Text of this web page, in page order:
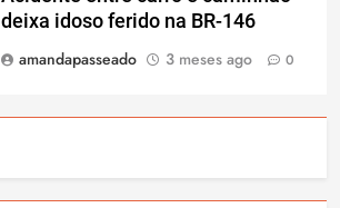
deixa idoso ferido na BR-146
amandapasseado
3 meses ago 0